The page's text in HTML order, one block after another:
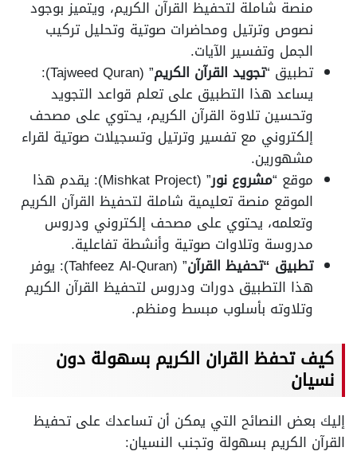
منصة شاملة لتحفيظ القرآن الكريم، ويتميز بوجود
نصوص وترتيل ومحاضرات صوتية وتحليل تركيب
الجمل وتفسير الآيات.
تطبيق “تجويد القرآن الكريم
” (Tajweed Quran):
يساعد هذا التطبيق على تعلم قواعد التجويد
وتحسين تلاوة القرآن الكريم، يحتوي على مصحف
إلكتروني مع تفسير وترتيل وتسجيلات صوتية لقراء
مشهورين.
موقع “مشروع نور
” (Mishkat Project): يقدم هذا
الموقع منصة تعليمية شاملة لتحفيظ القرآن الكريم
وتعلمه، يحتوي على مصحف إلكتروني ودروس
مدروسة وتلاوات صوتية وأنشطة تفاعلية.
تطبيق “تحفيظ القرآن
” (Tahfeez Al-Quran): يوفر
هذا التطبيق دورات ودروس لتحفيظ القرآن الكريم
وتلاوته بأسلوب مبسط ومنظم.
كيف تحفظ القران الكريم بسهولة دون
نسيان
إليك بعض النصائح التي يمكن أن تساعدك على تحفيظ
القرآن الكريم بسهولة وتجنب النسيان: